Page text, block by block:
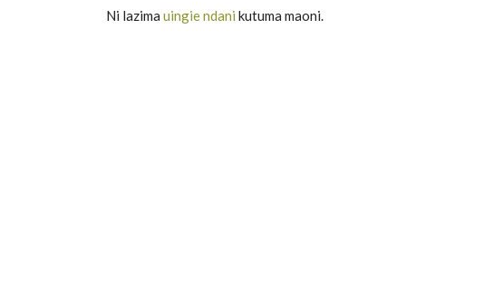
Ni lazima uingie ndani kutuma maoni.